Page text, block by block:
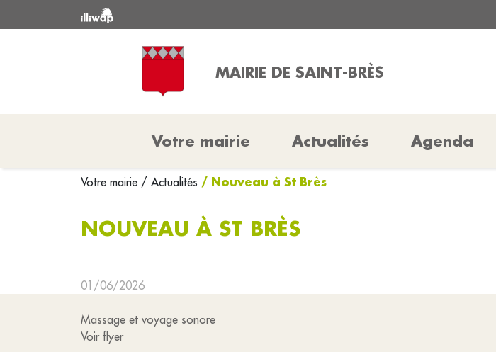
MAIRIE DE SAINT-BRÈS
Votre mairie Actualités Agenda
Votre mairie / Actualités / Nouveau à St Brès
NOUVEAU À ST BRÈS
01/06/2026
Massage et voyage sonore
Voir flyer